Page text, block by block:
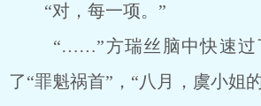
“对，每一项。”
“……”方瑞丝脑中快速过
了“罪魁祸首”，“八月，虞小姐